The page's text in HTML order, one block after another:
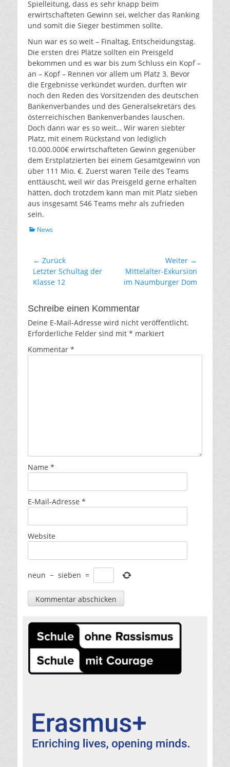
Spielleitung, dass es sehr knapp beim
erwirtschafteten Gewinn sei, welcher das Ranking
und somit die Sieger bestimmen sollte.
Nun war es so weit – Finaltag, Entscheidungstag.
Die ersten drei Plätze sollten ein Preisgeld
bekommen und es war bis zum Schluss ein Kopf –
an – Kopf – Rennen vor allem um Platz 3. Bevor
die Ergebnisse verkündet wurden, durften wir
noch den Reden des Vorsitzenden des deutschen
Bankenverbandes und des Generalsekretärs des
österreichischen Bankenverbandes lauschen.
Doch dann war es so weit… Wir waren siebter
Platz, mit einem Rückstand von lediglich
10.000.000€ erwirtschafteten Gewinn gegenüber
dem Erstplatzierten bei einem Gesamtgewinn von
über 111 Mio. €. Zuerst waren Teile des Teams
enttäuscht, weil wir das Preisgeld gerne erhalten
hätten, doch trotzdem kann man mit Platz sieben
aus insgesamt 546 Teams mehr als zufrieden
sein.
Kategorien
News
Beitragsnavigation
← Zurück
Vorhergehender
Beitrag:
Letzter Schultag der
Klasse 12
Weiter →
Nächster
Beitrag:
Mittelalter-Exkursion
im Naumburger Dom
Schreibe einen Kommentar
Deine E-Mail-Adresse wird nicht veröffentlicht.
Erforderliche Felder sind mit * markiert
Kommentar *
Name *
E-Mail-Adresse *
Website
neun − sieben =